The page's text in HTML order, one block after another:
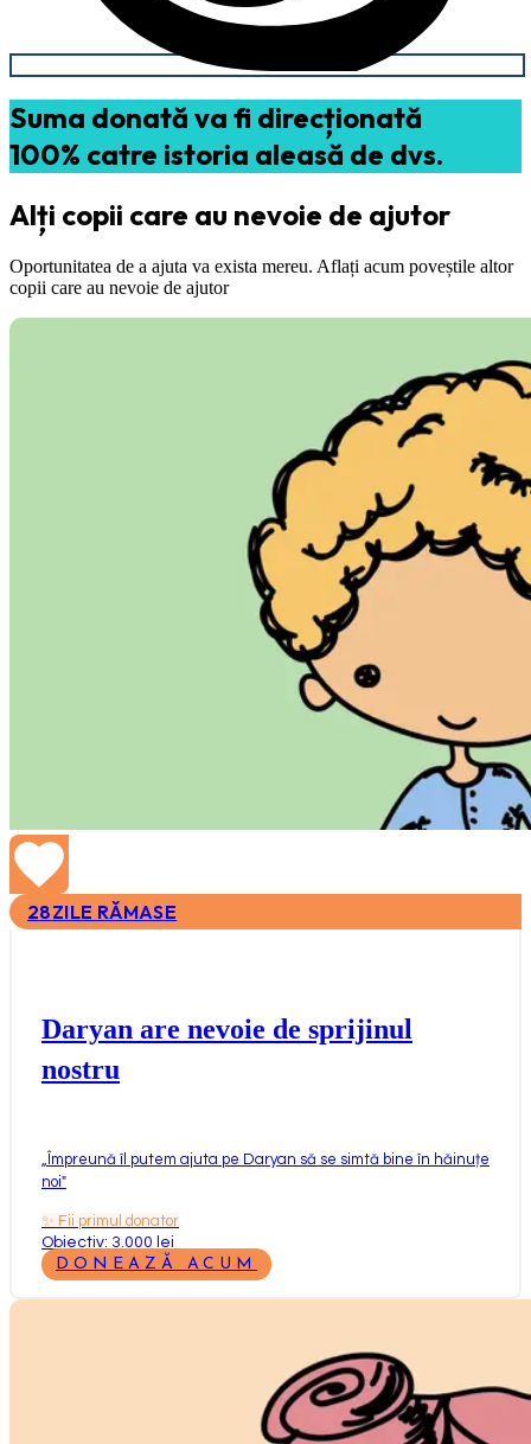
Suma donată va fi direcționată
100% catre istoria aleasă de dvs.
Alți copii care au nevoie de ajutor
Oportunitatea de a ajuta va exista mereu. Aflați acum poveștile altor
copii care au nevoie de ajutor
28ZILE RĂMASE
Daryan are nevoie de sprijinul
nostru
Împreună îl putem ajuta pe Daryan să se simtă bine în hăinuțe
noi"
✨ Fii primul donator
Obiectiv: 3.000 lei
DONEAZĂ ACUM